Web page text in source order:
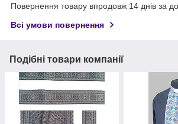
Повернення товару впродовж 14 днів за
Всі умови повернення
Подібні товари компанії